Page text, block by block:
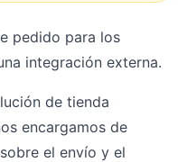
pedido para los
integración externa.
de tienda
encargamos de
el envío y el